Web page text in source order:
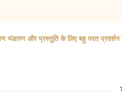
और प्रस्तुति के लिए बहु परत प्रदर्शन